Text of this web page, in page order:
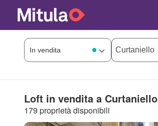
Loft in vendita a Curtaniello
179 proprietà disponibili